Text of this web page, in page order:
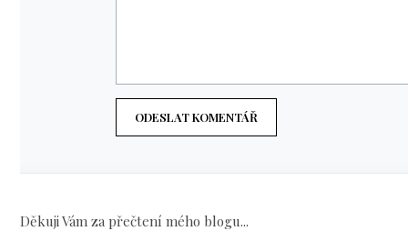
ODESLAT KOMENTÁŘ
Děkuji Vám za přečtení mého blogu...